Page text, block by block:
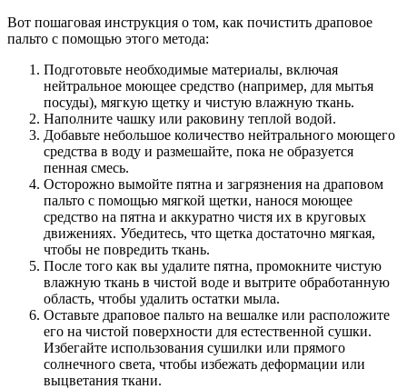
Вот пошаговая инструкция о том, как почистить драповое
пальто с помощью этого метода:
Подготовьте необходимые материалы, включая
нейтральное моющее средство (например, для мытья
посуды), мягкую щетку и чистую влажную ткань.
Наполните чашку или раковину теплой водой.
Добавьте небольшое количество нейтрального моющего
средства в воду и размешайте, пока не образуется
пенная смесь.
Осторожно вымойте пятна и загрязнения на драповом
пальто с помощью мягкой щетки, нанося моющее
средство на пятна и аккуратно чистя их в круговых
движениях. Убедитесь, что щетка достаточно мягкая,
чтобы не повредить ткань.
После того как вы удалите пятна, промокните чистую
влажную ткань в чистой воде и вытрите обработанную
область, чтобы удалить остатки мыла.
Оставьте драповое пальто на вешалке или расположите
его на чистой поверхности для естественной сушки.
Избегайте использования сушилки или прямого
солнечного света, чтобы избежать деформации или
выцветания ткани.